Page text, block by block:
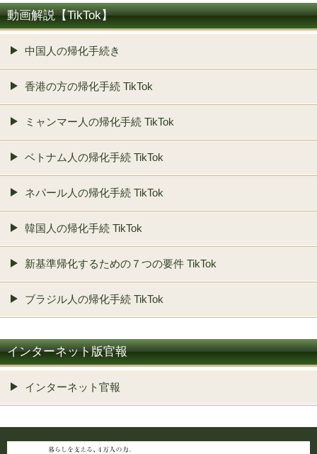
動画解説【TikTok】
中国人の帰化手続き
香港の方の帰化手続 TikTok
ミャンマー人の帰化手続 TikTok
ベトナム人の帰化手続 TikTok
ネパール人の帰化手続 TikTok
韓国人の帰化手続 TikTok
新基準帰化するための７つの要件 TikTok
ブラジル人の帰化手続 TikTok
インターネット版官報
インターネット官報